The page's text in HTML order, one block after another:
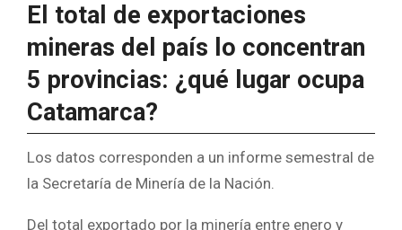
El total de exportaciones
mineras del país lo concentran
5 provincias: ¿qué lugar ocupa
Catamarca?
Los datos corresponden a un informe semestral de
la Secretaría de Minería de la Nación.
Del total exportado por la minería entre enero y